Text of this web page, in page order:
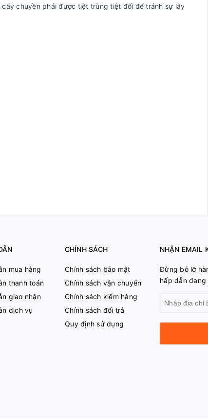
chuyền phải được tiệt trùng tiệt đối để tránh sự lây
mua hàng
thanh toán
giao nhận
dịch vụ
CHÍNH SÁCH
Chính sách bảo mật
Chính sách vận chuyển
Chính sách kiểm hàng
Chính sách đổi trả
Quy định sử dụng
NHẬN EMAIL
Đừng bỏ lỡ
hấp dẫn